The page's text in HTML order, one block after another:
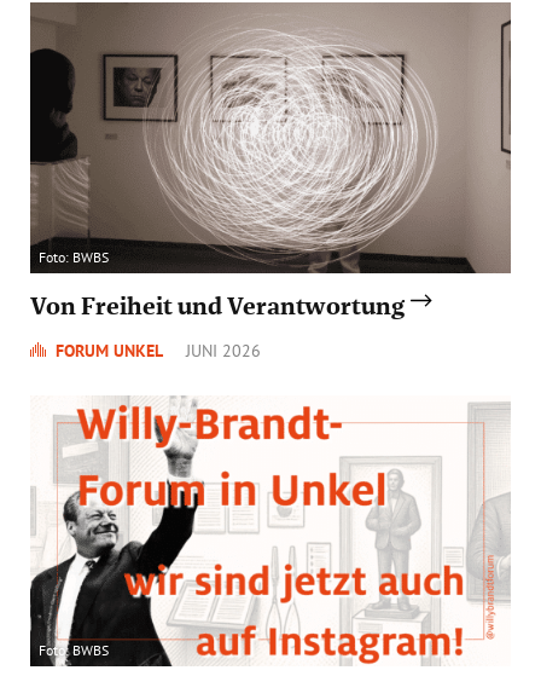
Foto: BWBS
Von Freiheit und Verantwortung
FORUM UNKEL JUNI 2026
Foto: BWBS